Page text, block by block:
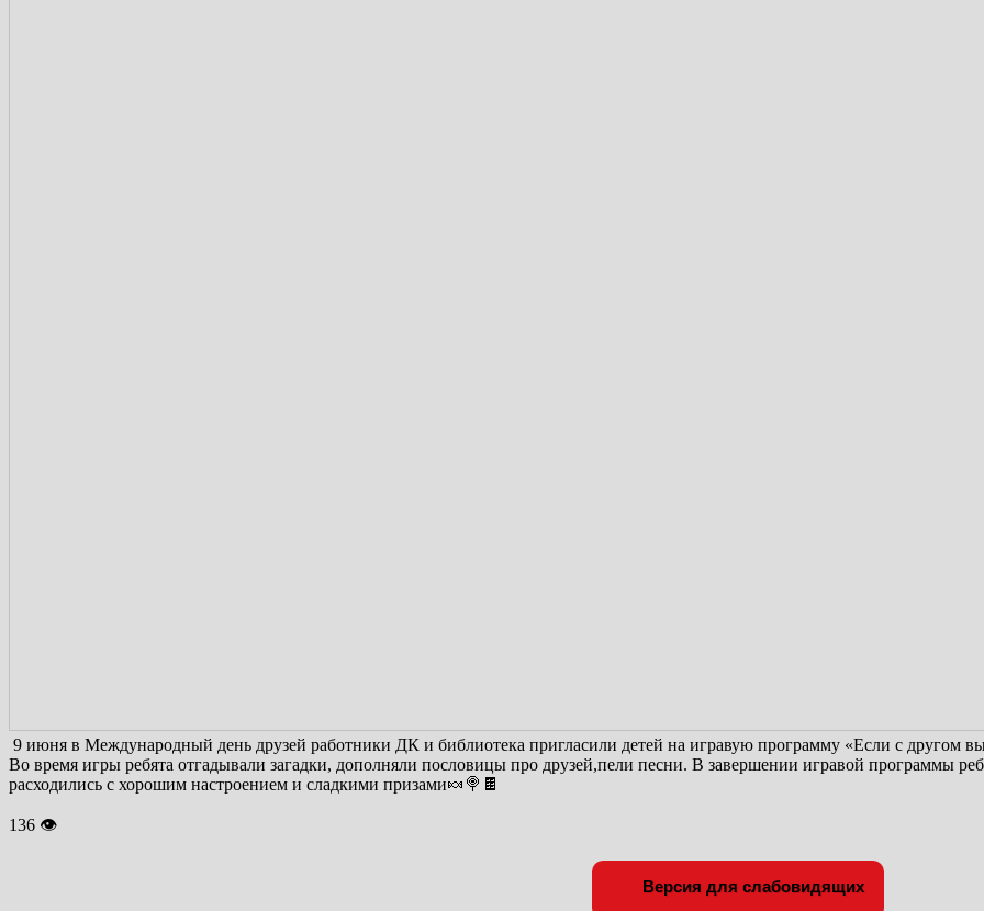
9 июня в Международный день друзей работники ДК и библиотека пригласили детей на игравую программу «Если с другом
Во время игры ребята отгадывали загадки, дополняли пословицы про друзей,пели песни. В завершении игравой программы
расходились с хорошим настроением и сладкими призами🍬🍭🍫
136 👁
Версия для слабовидящих